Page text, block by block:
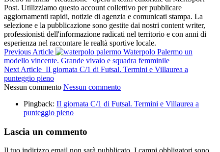
Post. Utilizziamo questo account collettivo per pubblicare
aggiornamenti rapidi, notizie di agenzia e comunicati stampa. La
selezione e la pubblicazione sono gestite dai nostri content writer,
professionisti dell'informazione radicati nel territorio e con anni di
esperienza nel raccontare le realtà sportive locale.
Previous Article
Waterpolo Palermo un
modello vincente. Grande vivaio e squadra femminile
Next Article II giornata C/1 di Futsal. Termini e Villaurea a
punteggio pieno
Nessun commento Nessun commento
Pingback: II giornata C/1 di Futsal. Termini e Villaurea a
punteggio pieno
Lascia un commento